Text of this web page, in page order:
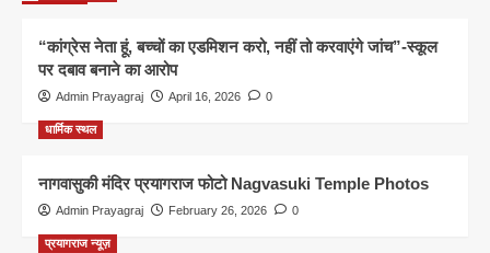
“कांग्रेस नेता हूं, बच्चों का एडमिशन करो, नहीं तो करवाएंगे जांच”-स्कूल
पर दबाव बनाने का आरोप
Admin Prayagraj April 16, 2026 0
धार्मिक स्थल
नागवासुकी मंदिर प्रयागराज फोटो Nagvasuki Temple Photos
Admin Prayagraj February 26, 2026 0
प्रयागराज न्यूज़